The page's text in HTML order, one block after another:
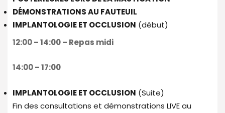
DÉMONSTRATIONS AU FAUTEUIL
IMPLANTOLOGIE ET OCCLUSION (début)
12:00 – 14:00 – Repas midi
14:00 – 17:00
IMPLANTOLOGIE ET OCCLUSION (Suite)
Fin des consultations et démonstrations LIVE au